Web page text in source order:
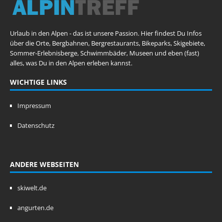
Urlaub in den Alpen - das ist unsere Passion. Hier findest Du Infos
über die Orte, Bergbahnen, Bergrestaurants, Bikeparks, Skigebiete,
Sommer-Erlebnisberge, Schwimmbäder, Museen und eben (fast)
alles, was Du in den Alpen erleben kannst.
WICHTIGE LINKS
Impressum
Datenschutz
ANDERE WEBSEITEN
skiwelt.de
angurten.de